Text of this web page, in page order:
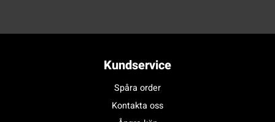
Kundservice
Spåra order
Kontakta oss